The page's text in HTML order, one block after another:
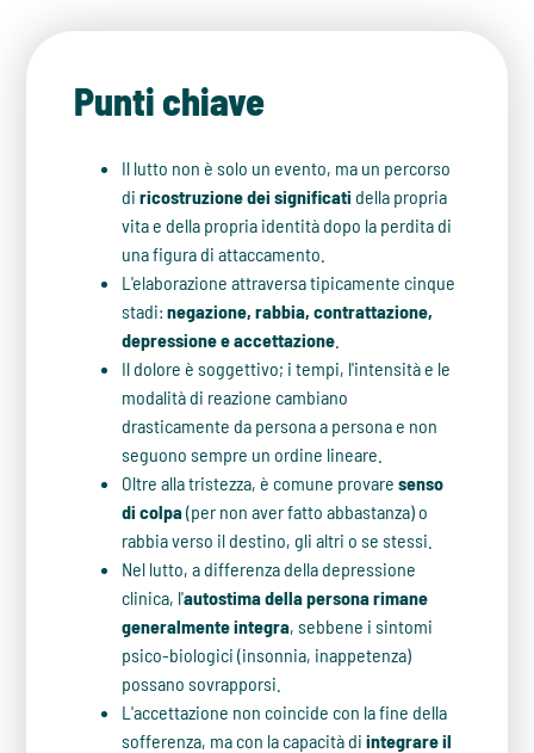
Punti chiave
Il lutto non è solo un evento, ma un percorso
diricostruzione dei significati della propria
vita e della propria identità dopo la perdita di
una figura di attaccamento.
L'elaborazione attraversa tipicamente cinque
stadi:negazione, rabbia, contrattazione,
depressione e accettazione
Il dolore è soggettivo; i tempi, l'intensità e le
modalità di reazione cambiano
drasticamente da persona a persona e non
seguono sempre un ordine lineare.
Oltre alla tristezza, è comune provaresenso
di colpa(per non aver fatto abbastanza) o
rabbia verso il destino, gli altri o se stessi.
Nel lutto, a differenza della depressione
clinica, l'autostima della persona rimane
generalmente integra, sebbene i sintomi
psico-biologici (insonnia, inappetenza)
possano sovrapporsi.
L'accettazione non coincide con la fine della
sofferenza, ma con la capacità diintegrare il